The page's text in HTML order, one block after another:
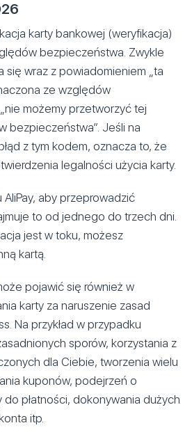
karty bankowej (weryfikacja)
bezpieczeństwa. Zwykle
się wraz z powiadomieniem „ta
ze względów
możemy przetworzyć tej
bezpieczeństwa”. Jeśli na
z tym kodem, oznacza to, że
legalności użycia karty.
aby przeprowadzić
to od jednego do trzech dni.
jest w toku, możesz
kartą.
pojawić się również w
karty za naruszenie zasad
Na przykład w przypadku
sporów, korzystania z
dla Ciebie, tworzenia wielu
kuponów, podejrzeń o
płatności, dokonywania dużych
itp.